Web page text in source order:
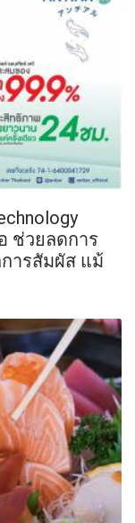
ช่วยลดการ
ารสัมผัส แม้